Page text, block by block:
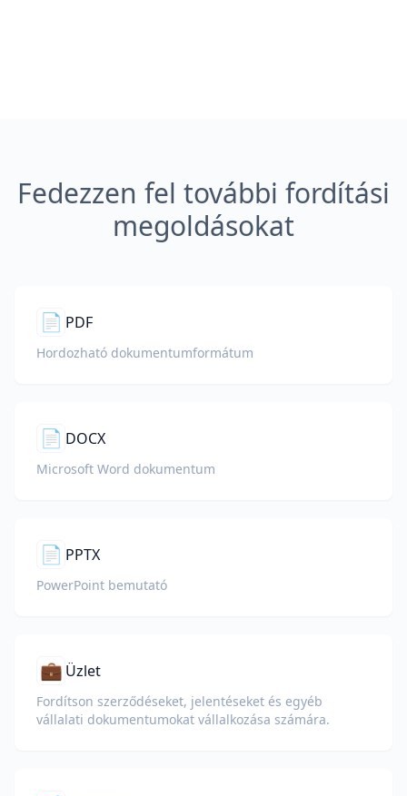
Fedezzen fel további fordítási
megoldásokat
📄 PDF
Hordozható dokumentumformátum
📄 DOCX
Microsoft Word dokumentum
📄 PPTX
PowerPoint bemutató
💼 Üzlet
Fordítson szerződéseket, jelentéseket és egyéb
vállalati dokumentumokat vállalkozása számára.